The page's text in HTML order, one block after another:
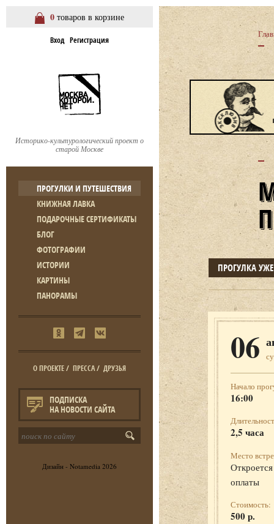
0 товаров в корзине
Вход Регистрация
Историко-культурологический проект о
старой Москве
ПРОГУЛКИ И ПУТЕШЕСТВИЯ
КНИЖНАЯ ЛАВКА
ПОДАРОЧНЫЕ СЕРТИФИКАТЫ
БЛОГ
ФОТОГРАФИИ
ИСТОРИИ
КАРТИНЫ
ПАНОРАМЫ
О ПРОЕКТЕ/ ПРЕССА/ ДРУЗЬЯ
ПОДПИСКА
НА НОВОСТИ САЙТА
Дизайн - Notamedia 2026
ПРОГУЛКА
06
Начало
16:00
2,5 часа
Место
оплаты
Стоимость:
500 р.